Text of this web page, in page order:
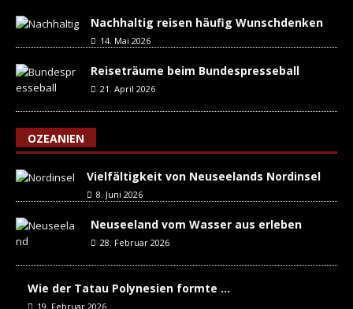
Nachhaltig reisen häufig Wunschdenken
14. Mai 2026
Reiseträume beim Bundespresseball
21. April 2026
OZEANIEN
Vielfältigkeit von Neuseelands Nordinsel
8. Juni 2026
Neuseeland vom Wasser aus erleben
28. Februar 2026
Wie der Tatau Polynesien formte …
19. Februar 2026